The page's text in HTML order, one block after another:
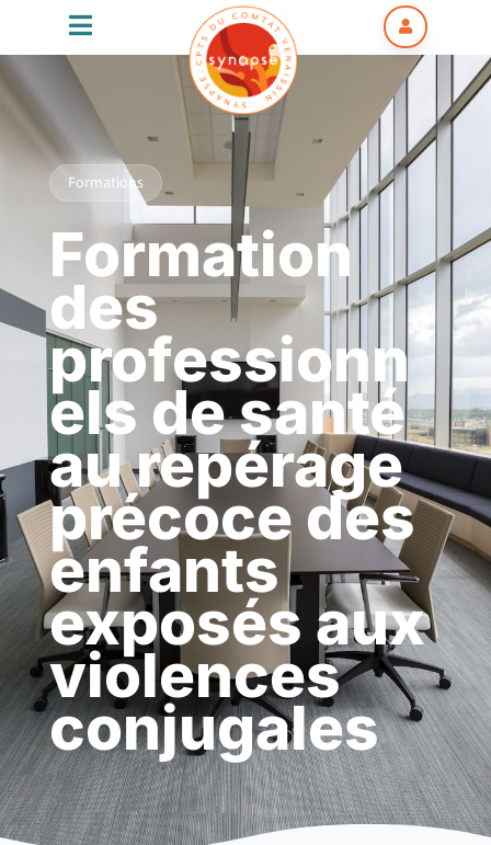
 
Formations
Formation
des
professionn
els de santé
au repérage
précoce des
enfants
exposés aux
violences
conjugales